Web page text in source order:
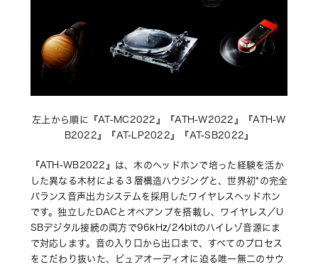
左上から順に『AT-MC2022』『ATH-W2022』『ATH-W
B2022』『AT-LP2022』『AT-SB2022』
『ATH-WB2022』は、木のヘッドホンで培った経験を活か
した異なる木材による３層構造ハウジングと、世界初*の完全
バランス音声出力システムを採用したワイヤレスヘッドホン
です。独立したDACとオペアンプを搭載し、ワイヤレス／U
SBデジタル接続の両方で96kHz/24bitのハイレゾ音源にま
で対応します。音の入り口から出口まで、すべてのプロセス
をこだわり抜いた、ピュアオーディオに迫る唯一無二のサウ